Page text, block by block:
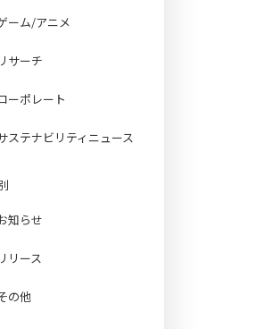
ーム/アニメ
リサーチ
ーポレート
ステナビリティニュース
知らせ
リリース
の他